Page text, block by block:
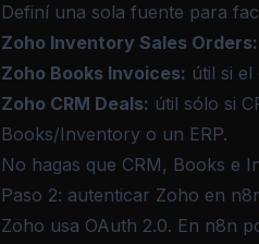
Definí una sola fuente para
Zoho Inventory Sales Orders:
Zoho Books Invoices: útil si
Zoho CRM Deals: útil sólo si
Books/Inventory o un ERP.
No hagas que CRM, Books e
Paso 2: autenticar Zoho en
Zoho usa OAuth 2.0. En n8n